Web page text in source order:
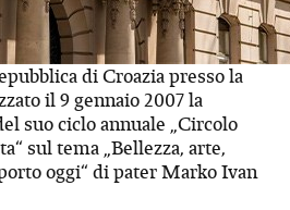
di Croazia presso la
il 9 gennaio 2007 la
suo ciclo annuale „Circolo
sul tema „Bellezza, arte,
oggi“ di pater Marko Ivan